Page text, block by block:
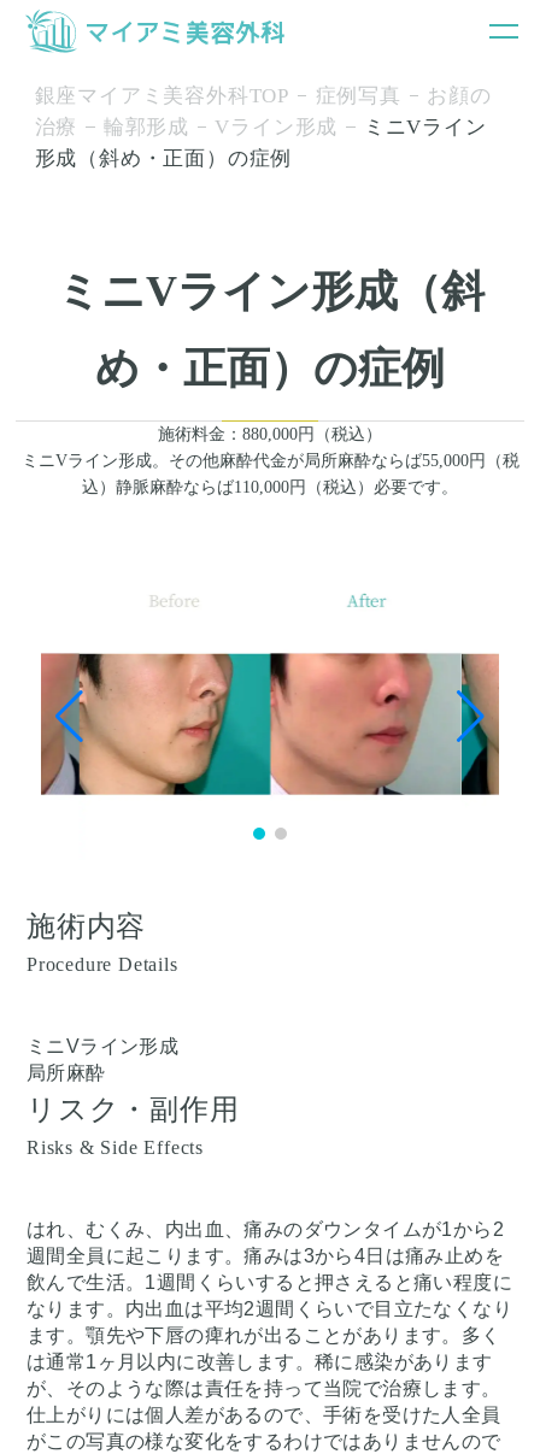
銀座マイアミ美容外科TOP 症例写真
お顔の
治療
輪郭形成 Vライン形成
ミニVライン
形成（斜め・正面）の症例
ミニVライン形成（斜
め・正面）の症例
施術料金：880,000円（税込）
ミニVライン形成。その他麻酔代金が局所麻酔ならば55,000円（税
込）静脈麻酔ならば110,000円（税込）必要です。
施術内容
Procedure Details
ミニVライン形成
局所麻酔
リスク・副作用
Risks & Side Effects
はれ、むくみ、内出血、痛みのダウンタイムが1から2
週間全員に起こります。痛みは3から4日は痛み止めを
飲んで生活。1週間くらいすると押さえると痛い程度に
なります。内出血は平均2週間くらいで目立たなくなり
ます。顎先や下唇の痺れが出ることがあります。多く
は通常1ヶ月以内に改善します。稀に感染があります
が、そのような際は責任を持って当院で治療します。
仕上がりには個人差があるので、手術を受けた人全員
がこの写真の様な変化をするわけではありませんので